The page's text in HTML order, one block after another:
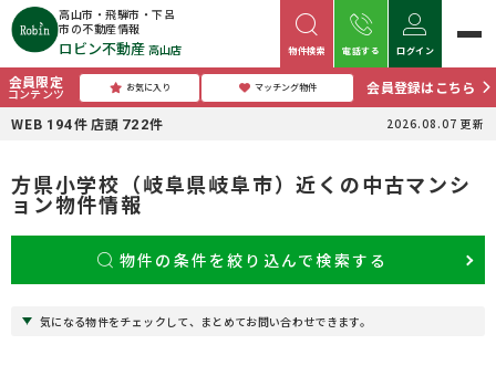
高山市・飛騨市・下呂
市の不動産情報
ロビン不動産 高山店 物件検索 電話する ログイン
会員限定
コンテンツ お気に入り マッチング物件
会員登録はこちら
WEB 194件 店頭 722件 2026.08.07 更新
方県小学校（岐阜県岐阜市）近くの中古マンシ
ョン物件情報
物件の条件を絞り込んで検索する
気になる物件をチェックして、まとめてお問い合わせできます。